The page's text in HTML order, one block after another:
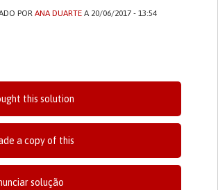
POR ANA DUARTEA 20/06/2017 - 13:54
this solution
a copy of this
solução